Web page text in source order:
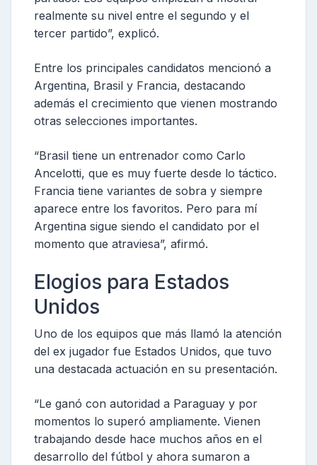
realmente su nivel entre el segundo y el
tercer partido”, explicó.
Entre los principales candidatos mencionó a
Argentina, Brasil y Francia, destacando
además el crecimiento que vienen mostrando
otras selecciones importantes.
“Brasil tiene un entrenador como Carlo
Ancelotti, que es muy fuerte desde lo táctico.
Francia tiene variantes de sobra y siempre
aparece entre los favoritos. Pero para mí
Argentina sigue siendo el candidato por el
momento que atraviesa”, afirmó.
Elogios para Estados
Unidos
Uno de los equipos que más llamó la atención
del ex jugador fue Estados Unidos, que tuvo
una destacada actuación en su presentación.
“Le ganó con autoridad a Paraguay y por
momentos lo superó ampliamente. Vienen
trabajando desde hace muchos años en el
desarrollo del fútbol y ahora sumaron a